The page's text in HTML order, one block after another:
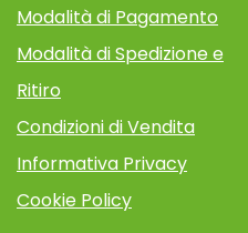
Modalità di Pagamento
Modalità di Spedizione e
Ritiro
Condizioni di Vendita
Informativa Privacy
Cookie Policy